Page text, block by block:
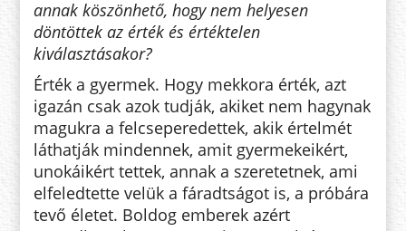
annak köszönhető, hogy nem helyesen
döntöttek az érték és értéktelen
kiválasztásakor?
Érték a gyermek. Hogy mekkora érték, azt
igazán csak azok tudják, aki­ket nem hagynak
magukra a fel­cse­peredettek, akik értelmét
lát­hat­ják mindennek, amit gyermekeikért,
unokáikért tettek, annak a szeretetnek, ami
elfeledtette velük a fáradtságot is, a próbára
tevő életet. Bol­dog emberek azért